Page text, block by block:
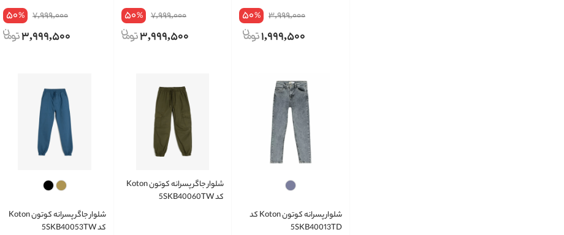
3,999,000
50%
1,999,500
7,999,000
50%
3,999,500
7,999,000
50%
3,999,500
شلوار پسرانه کوتون Koton کد
5SKB40013TD
شلوار جاگر پسرانه کوتون Koton
کد 5SKB40060TW
شلوار جاگر پسرانه کوتون Koton
کد 5SKB40053TW